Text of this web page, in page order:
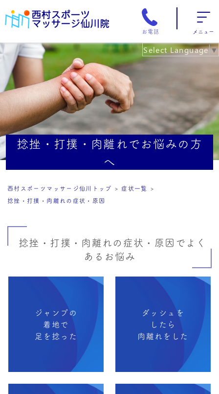
お電話 メニュー
Select Language▼
捻挫・打撲・肉離れでお悩みの方
へ
西村スポーツマッサージ仙川トップ
症状一覧
捻挫・打撲・肉離れの症状・原因
捻挫・打撲・肉離れの症状・原因でよく
あるお悩み
ジャンプの
着地で
足を捻った
ダッシュを
したら
肉離れをした